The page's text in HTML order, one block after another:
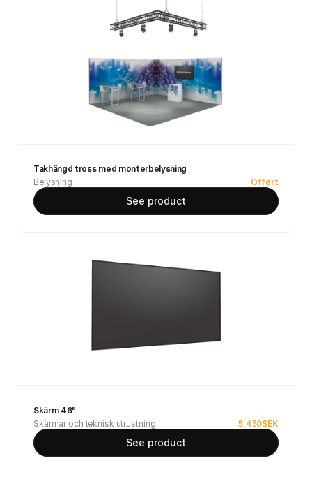
Takhängd tross med monterbelysning
Belysning
Offert
See product
Skärm 46"
Skärmar och teknisk utrustning
5,450SEK
See product